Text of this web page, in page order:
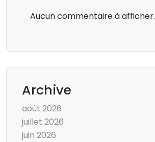
Aucun commentaire à afficher.
Archive
août 2026
juillet 2026
juin 2026